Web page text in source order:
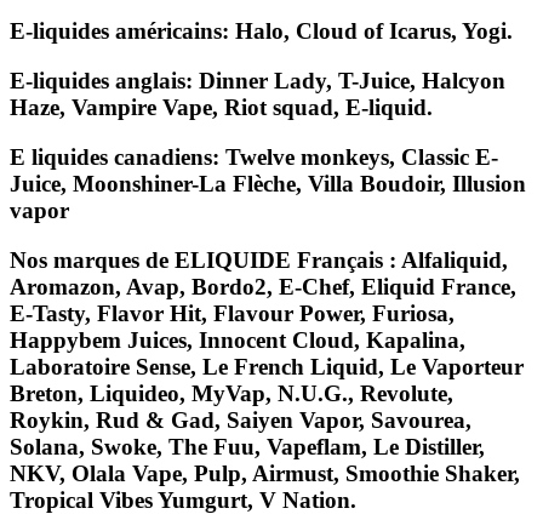
E-liquides américains: Halo, Cloud of Icarus, Yogi.
E-liquides anglais: Dinner Lady, T-Juice, Halcyon
Haze, Vampire Vape, Riot squad, E-liquid.
E liquides canadiens: Twelve monkeys, Classic E-
Juice, Moonshiner-La Flèche, Villa Boudoir, Illusion
vapor
Nos marques de ELIQUIDE Français : Alfaliquid,
Aromazon, Avap, Bordo2, E-Chef, Eliquid France,
E-Tasty, Flavor Hit, Flavour Power, Furiosa,
Happybem Juices, Innocent Cloud, Kapalina,
Laboratoire Sense, Le French Liquid, Le Vaporteur
Breton, Liquideo, MyVap, N.U.G., Revolute,
Roykin, Rud & Gad, Saiyen Vapor, Savourea,
Solana, Swoke, The Fuu, Vapeflam, Le Distiller,
NKV, Olala Vape, Pulp, Airmust, Smoothie Shaker,
Tropical Vibes Yumgurt, V Nation.